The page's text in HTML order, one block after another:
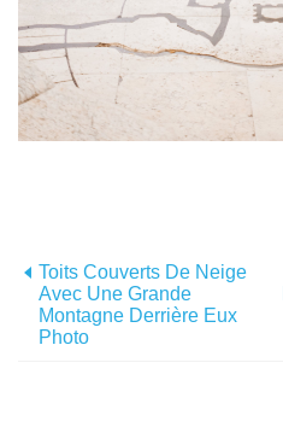
Toits Couverts De Neige
Avec Une Grande
Montagne Derrière Eux
Photo